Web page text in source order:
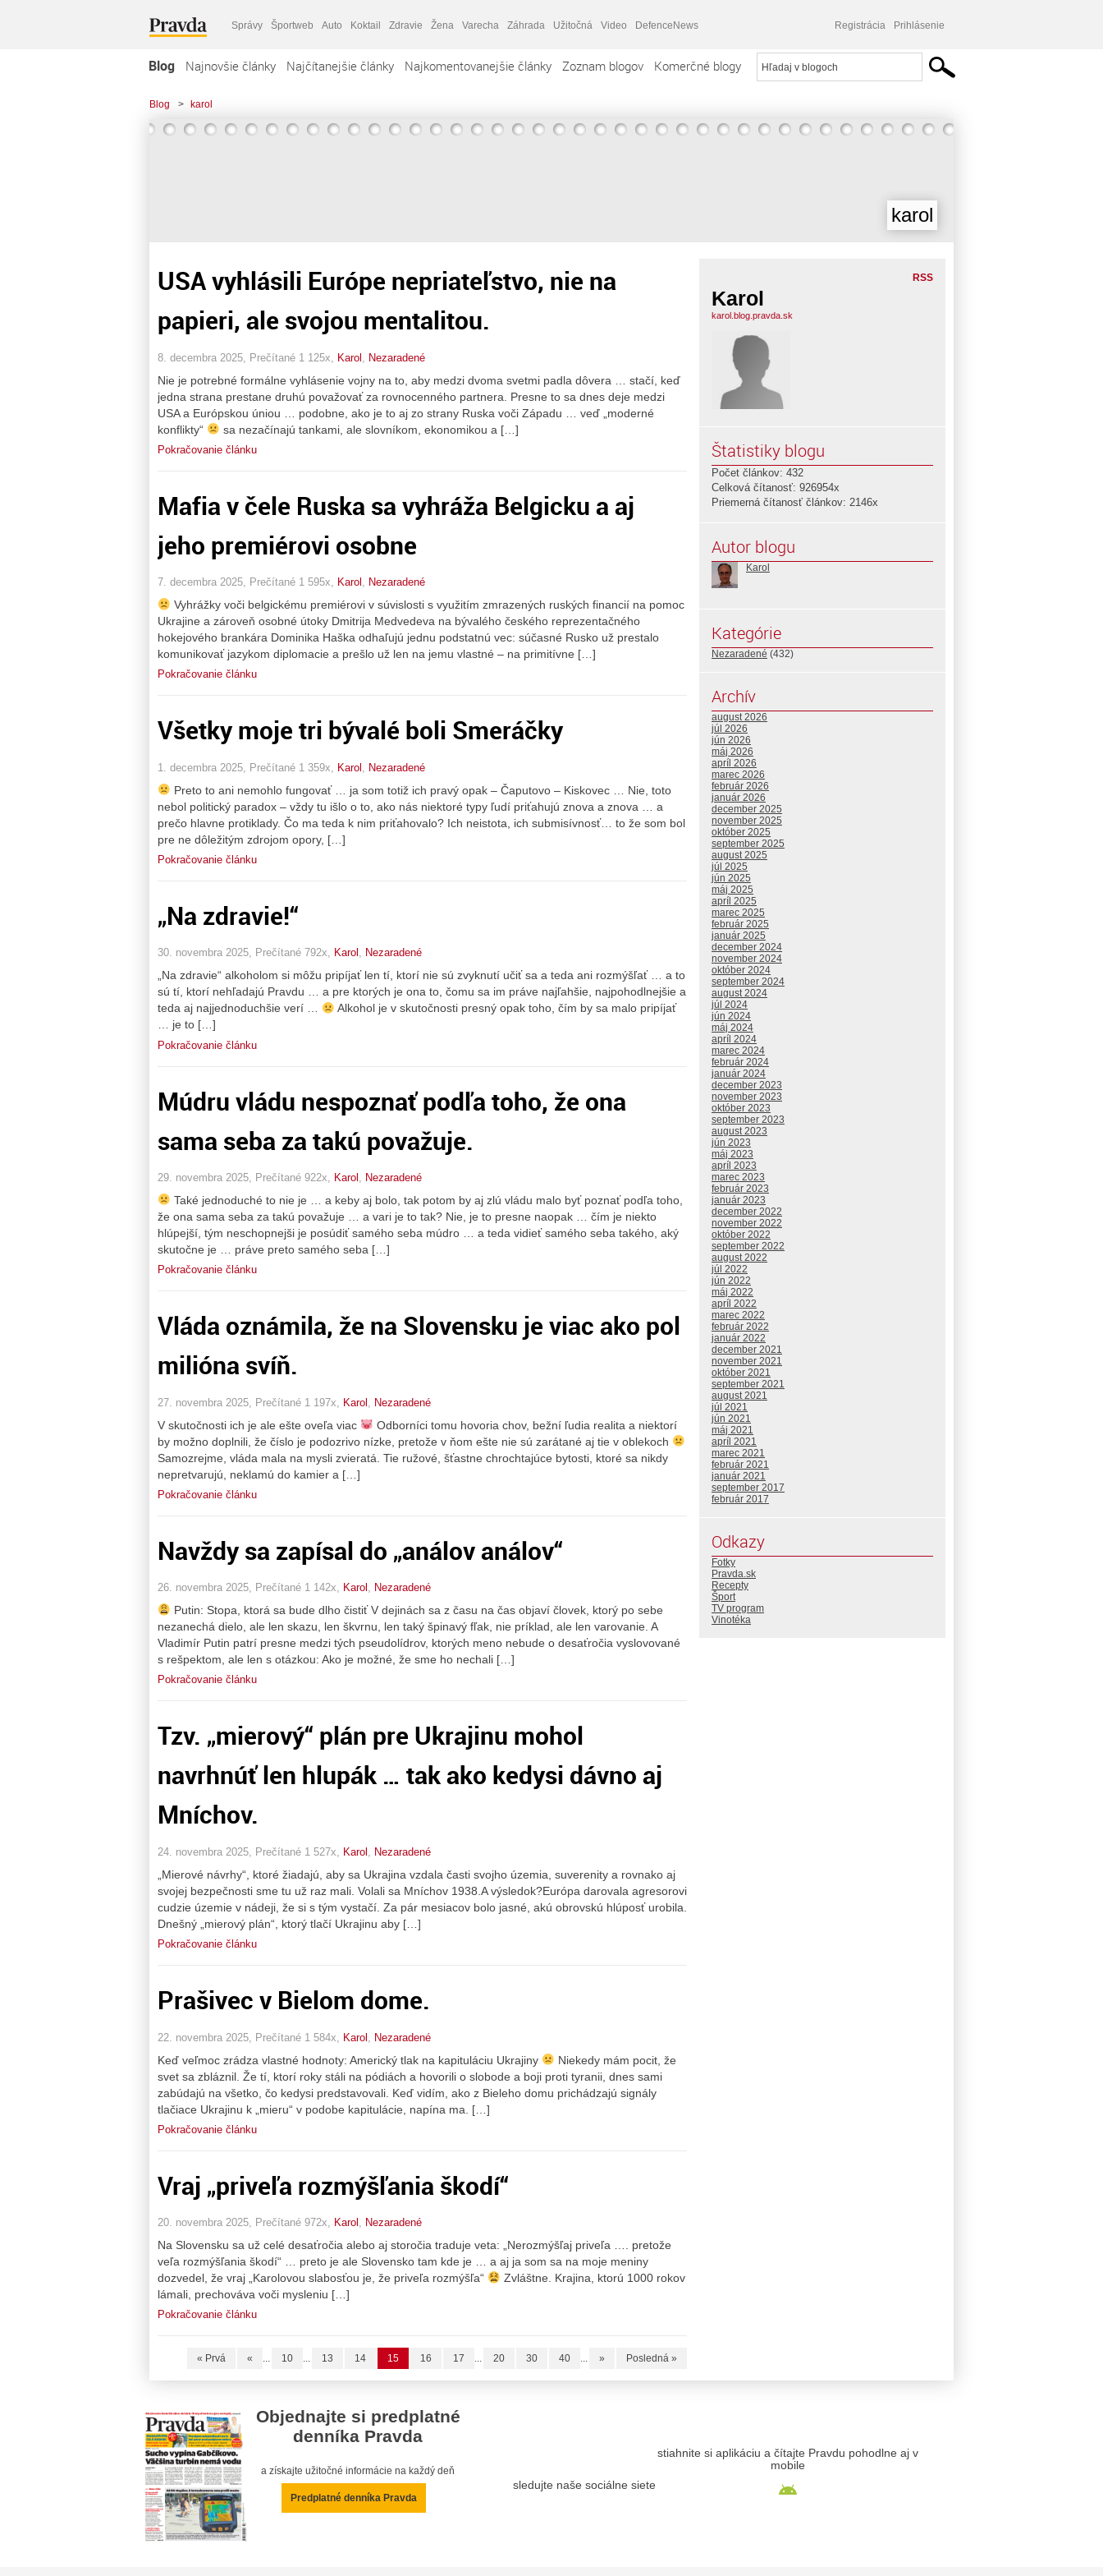
Správy Športweb Auto Koktail Zdravie Žena Varecha Záhrada Užitočná Video DefenceNews Registrácia Prihlásenie
Blog Najnovšie články Najčítanejšie články Najkomentovanejšie články Zoznam blogov Komerčné blogy
Blog > karol
karol
USA vyhlásili Európe nepriateľstvo, nie na
papieri, ale svojou mentalitou.
8. decembra 2025, Prečítané 1 125x, Karol Nezaradené
Nie je potrebné formálne vyhlásenie vojny na to, aby medzi dvoma svetmi padla dôvera … stačí, keď
jedna strana prestane druhú považovať za rovnocenného partnera. Presne to sa dnes deje medzi
USA a Európskou úniou … podobne, ako je to aj zo strany Ruska voči Západu … veď „moderné
konflikty“
sa nezačínajú tankami, ale slovníkom, ekonomikou a […]
Pokračovanie článku
Mafia v čele Ruska sa vyhráža Belgicku a aj
jeho premiérovi osobne
7. decembra 2025, Prečítané 1 595x, Karol , Nezaradené
Vyhrážky voči belgickému premiérovi v súvislosti s využitím zmrazených ruských financií na pomoc
Ukrajine a zároveň osobné útoky Dmitrija Medvedeva na bývalého českého reprezentačného
hokejového brankára Dominika Haška odhaľujú jednu podstatnú vec: súčasné Rusko už prestalo
komunikovať jazykom diplomacie a prešlo už len na jemu vlastné – na primitívne […]
Pokračovanie článku
Všetky moje tri bývalé boli Smeráčky
1. decembra 2025, Prečítané 1 359x, Karol Nezaradené
Preto to ani nemohlo fungovať … ja som totiž ich pravý opak – Čaputovo – Kiskovec … Nie, toto
nebol politický paradox – vždy tu išlo o to, ako nás niektoré typy ľudí priťahujú znova a znova … a
prečo hlavne protiklady. Čo ma teda k nim priťahovalo? Ich neistota, ich submisívnosť… to že som bol
pre ne dôležitým zdrojom opory, […]
Pokračovanie článku
„Na zdravie!“
30. novembra 2025, Prečítané 792x, Karol , Nezaradené
„Na zdravie“ alkoholom si môžu pripíjať len tí, ktorí nie sú zvyknutí učiť sa a teda ani rozmýšľať … a to
sú tí, ktorí nehľadajú Pravdu … a pre ktorých je ona to, čomu sa im práve najľahšie, najpohodlnejšie a
teda aj najjednoduchšie verí …
Alkohol je v skutočnosti presný opak toho, čím by sa malo pripíjať
… je to […]
Pokračovanie článku
Múdru vládu nespoznať podľa toho, že ona
sama seba za takú považuje.
29. novembra 2025, Prečítané 922x, Karol , Nezaradené
Také jednoduché to nie je … a keby aj bolo, tak potom by aj zlú vládu malo byť poznať podľa toho,
že ona sama seba za takú považuje … a vari je to tak? Nie, je to presne naopak … čím je niekto
hlúpejší, tým neschopnejši je posúdiť samého seba múdro … a teda vidieť samého seba takého, aký
skutočne je … práve preto samého seba […]
Pokračovanie článku
Vláda oznámila, že na Slovensku je viac ako pol
milióna svíň.
27. novembra 2025, Prečítané 1 197x, Karol Nezaradené
V skutočnosti ich je ale ešte oveľa viac
Odborníci tomu hovoria chov, bežní ľudia realita a niektorí
by možno doplnili, že číslo je podozrivo nízke, pretože v ňom ešte nie sú zarátané aj tie v oblekoch
Samozrejme, vláda mala na mysli zvieratá. Tie ružové, šťastne chrochtajúce bytosti, ktoré sa nikdy
nepretvarujú, neklamú do kamier a […]
Pokračovanie článku
Navždy sa zapísal do „análov análov“
26. novembra 2025, Prečítané 1 142x, Karol , Nezaradené
Putin: Stopa, ktorá sa bude dlho čistiť V dejinách sa z času na čas objaví človek, ktorý po sebe
nezanechá dielo, ale len skazu, len škvrnu, len taký špinavý fľak, nie príklad, ale len varovanie. A
Vladimír Putin patrí presne medzi tých pseudolídrov, ktorých meno nebude o desaťročia vyslovované
s rešpektom, ale len s otázkou: Ako je možné, že sme ho nechali […]
Pokračovanie článku
Tzv. „mierový“ plán pre Ukrajinu mohol
navrhnúť len hlupák … tak ako kedysi dávno aj
Mníchov.
24. novembra 2025, Prečítané 1 527x, Karol Nezaradené
„Mierové návrhy“, ktoré žiadajú, aby sa Ukrajina vzdala časti svojho územia, suverenity a rovnako aj
svojej bezpečnosti sme tu už raz mali. Volali sa Mníchov 1938.A výsledok?Európa darovala agresorovi
cudzie územie v nádeji, že si s tým vystačí. Za pár mesiacov bolo jasné, akú obrovskú hlúposť urobila.
Dnešný „mierový plán“, ktorý tlačí Ukrajinu aby […]
Pokračovanie článku
Prašivec v Bielom dome.
22. novembra 2025, Prečítané 1 584x, Karol Nezaradené
Keď veľmoc zrádza vlastné hodnoty: Americký tlak na kapituláciu Ukrajiny
Niekedy mám pocit, že
svet sa zbláznil. Že tí, ktorí roky stáli na pódiách a hovorili o slobode a boji proti tyranii, dnes sami
zabúdajú na všetko, čo kedysi predstavovali. Keď vidím, ako z Bieleho domu prichádzajú signály
tlačiace Ukrajinu k „mieru“ v podobe kapitulácie, napína ma. […]
Pokračovanie článku
Vraj „priveľa rozmýšľania škodí“
20. novembra 2025, Prečítané 972x, Karol , Nezaradené
Na Slovensku sa už celé desaťročia alebo aj storočia traduje veta: „Nerozmýšľaj priveľa …. pretože
veľa rozmýšľania škodí“ … preto je ale Slovensko tam kde je … a aj ja som sa na moje meniny
dozvedel, že vraj „Karolovou slabosťou je, že priveľa rozmýšľa“
Zvláštne. Krajina, ktorú 1000 rokov
lámali, prechováva voči mysleniu […]
Pokračovanie článku
« Prvá « ... 10 ... 13 14 15 16 17 ... 20 30 40 ... » Posledná »
RSS
Karol
karol.blog.pravda.sk
Štatistiky blogu
Počet článkov: 432
Celková čítanosť: 926954x
Priemerná čítanosť článkov: 2146x
Autor blogu
Karol
Kategórie
Nezaradené (432)
Archív
august 2026
júl 2026
jún 2026
máj 2026
apríl 2026
marec 2026
február 2026
január 2026
december 2025
november 2025
október 2025
september 2025
august 2025
júl 2025
jún 2025
máj 2025
apríl 2025
marec 2025
február 2025
január 2025
december 2024
november 2024
október 2024
september 2024
august 2024
júl 2024
jún 2024
máj 2024
apríl 2024
marec 2024
február 2024
január 2024
december 2023
november 2023
október 2023
september 2023
august 2023
jún 2023
máj 2023
apríl 2023
marec 2023
február 2023
január 2023
december 2022
november 2022
október 2022
september 2022
august 2022
júl 2022
jún 2022
máj 2022
apríl 2022
marec 2022
február 2022
január 2022
december 2021
november 2021
október 2021
september 2021
august 2021
júl 2021
jún 2021
máj 2021
apríl 2021
marec 2021
február 2021
január 2021
september 2017
február 2017
Odkazy
Fotky
Pravda.sk
Recepty
Šport
TV program
Vinotéka
Objednajte si predplatné
denníka Pravda
a získajte užitočné informácie na každý deň
Predplatné denníka Pravda
sledujte naše sociálne siete
stiahnite si aplikáciu a čítajte Pravdu pohodlne aj v
mobile